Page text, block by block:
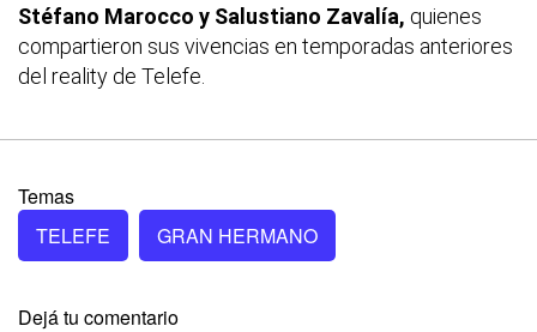
Stéfano Marocco y Salustiano Zavalía, quienes
compartieron sus vivencias en temporadas anteriores
del reality de Telefe.
Temas
TELEFE
GRAN HERMANO
Dejá tu comentario